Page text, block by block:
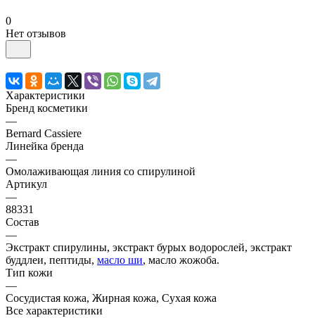
0
Нет отзывов
Характеристики
Бренд косметики
—
Bernard Cassiere
Линейка бренда
—
Омолаживающая линия со спирулиной
Артикул
—
88331
Состав
—
Экстракт спирулины, экстракт бурых водорослей, экстракт
буддлеи, пептиды, масло ши, масло жожоба.
Тип кожи
—
Сосудистая кожа, Жирная кожа, Сухая кожа
Все характеристики